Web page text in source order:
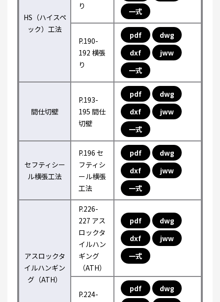
HS（ハイスペ
ック）工法
り
一式
P.190-
192 横張
り
pdf
dwg
dxf
jww
一式
間仕切壁
P.193-
195 間仕
切壁
pdf
dwg
dxf
jww
一式
セフティシー
ル横張工法
P.196 セ
フティシ
ール横張
工法
pdf
dwg
dxf
jww
一式
アスロックタ
イルハンギン
グ（ATH）
P.226-
227 アス
ロックタ
イルハン
ギング
（ATH）
pdf
dwg
dxf
jww
一式
P.224-
pdf
dwg